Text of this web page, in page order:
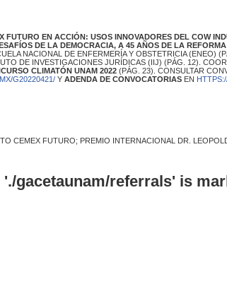
FUTURO EN ACCIÓN: USOS INNOVADORES DEL COW
DE LA DEMOCRACIA, A 45 AÑOS DE LA
NACIONAL DE ENFERMERÍA Y OBSTETRICIA (ENEO)
DE INVESTIGACIONES JURÍDICAS (IIJ) (PÁG. 12).
CLIMATÓN UNAM 2022 (PÁG. 23). CONSULTAR
G20220421/ Y ADENDA DE CONVOCATORIAS EN
CEMEX FUTURO; PREMIO INTERNACIONAL DR.
gacetaunam/referrals' is